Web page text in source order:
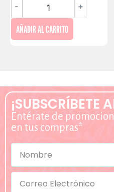
- +
AÑADIR AL CARRITO
¡SUBSCRÍBETE
Entérate de
en tus compras*